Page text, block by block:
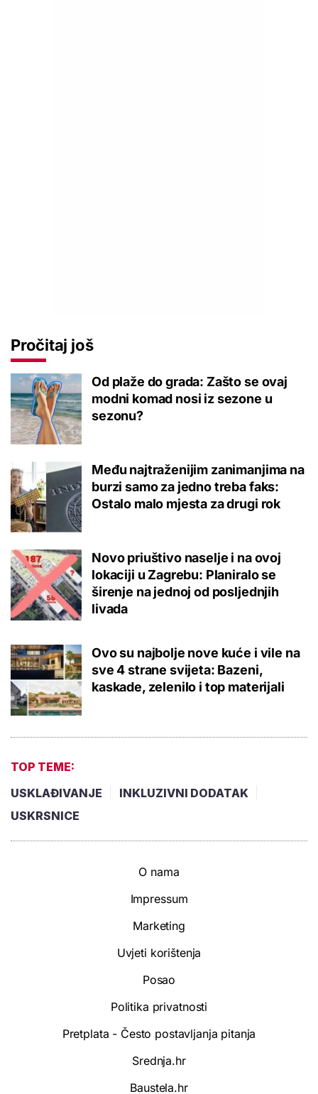
Pročitaj još
Od plaže do grada: Zašto se ovaj
modni komad nosi iz sezone u
sezonu?
Među najtraženijim zanimanjima na
burzi samo za jedno treba faks:
Ostalo malo mjesta za drugi rok
Novo priuštivo naselje i na ovoj
lokaciji u Zagrebu: Planiralo se
širenje na jednoj od posljednjih
livada
Ovo su najbolje nove kuće i vile na
sve 4 strane svijeta: Bazeni,
kaskade, zelenilo i top materijali
TOP TEME:
USKLAĐIVANJE
INKLUZIVNI DODATAK
USKRSNICE
O nama
Impressum
Marketing
Uvjeti korištenja
Posao
Politika privatnosti
Pretplata - Često postavljanja pitanja
Srednja.hr
Baustela.hr